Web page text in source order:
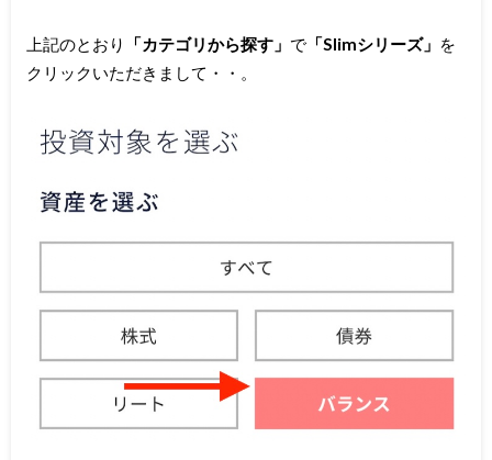
上記のとおり 「カテゴリから探す」 で「Slimシリーズ」 を
クリックいただきまして・・。